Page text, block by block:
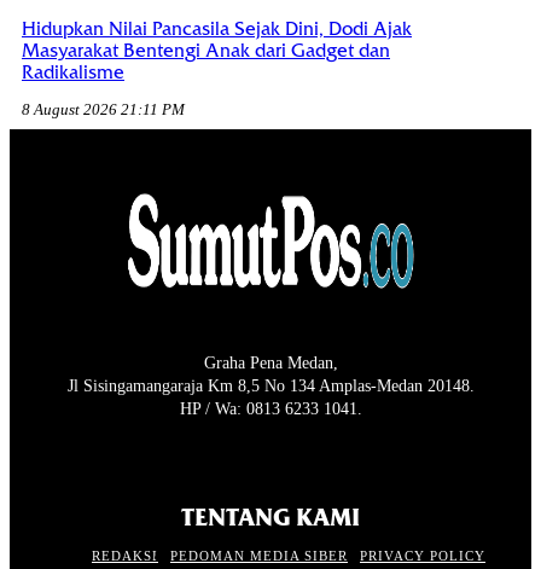
Hidupkan Nilai Pancasila Sejak Dini, Dodi Ajak
Masyarakat Bentengi Anak dari Gadget dan
Radikalisme
8 August 2026 21:11 PM
Graha Pena Medan,
Jl Sisingamangaraja Km 8,5 No 134 Amplas-Medan 20148.
HP / Wa: 0813 6233 1041.
TENTANG KAMI
REDAKSI PEDOMAN MEDIA SIBER
PRIVACY POLICY